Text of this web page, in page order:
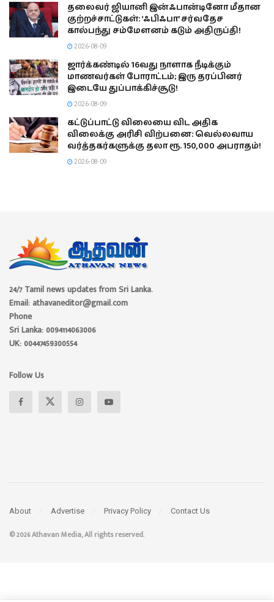
தலைவர் ஜியானி இன்ஃபான்டினோ மீதான
குற்றச்சாட்டுகள்: ‘ஃபிஃபா’ சர்வதேச
கால்பந்து சம்மேளனம் கடும் அதிருப்தி!
2026-08-09
ஜார்க்கண்டில் 16வது நாளாக நீடிக்கும்
மாணவர்கள் போராட்டம்; இரு தரப்பினர்
இடையே துப்பாக்கிச்சூடு!
2026-08-09
கட்டுப்பாட்டு விலையை விட அதிக
விலைக்கு அரிசி விற்பனை: வெல்லவாய
வர்த்தகர்களுக்கு தலா ரூ. 150,000 அபராதம்!
2026-08-09
24/7 Tamil news updates from Sri Lanka.
Email: athavaneditor@gmail.com
Phone
Sri Lanka: 0094114063006
UK: 00447459300554
Follow Us
About Advertise Privacy Policy Contact Us
© 2026 Athavan Media, All rights reserved.